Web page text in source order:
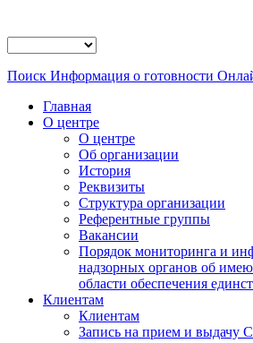
Поиск Информация о готовности
Главная
О центре
О центре
Об организации
История
Реквизиты
Структура организации
Референтные группы
Вакансии
Порядок мониторинга и
надзорных органов об
области обеспечения
Клиентам
Клиентам
Запись на прием и выдачу